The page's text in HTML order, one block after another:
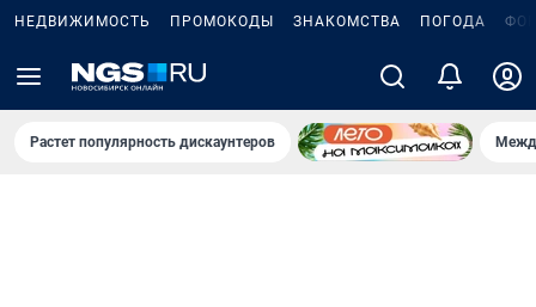
НЕДВИЖИМОСТЬ ПРОМОКОДЫ ЗНАКОМСТВА ПОГОДА
Растет популярность дискаунтеров